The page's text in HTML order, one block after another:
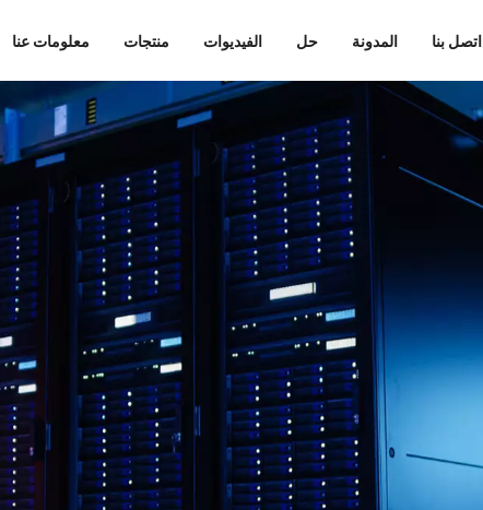
معلومات عنا منتجات الفيديوات حل المدونة اتصل بنا